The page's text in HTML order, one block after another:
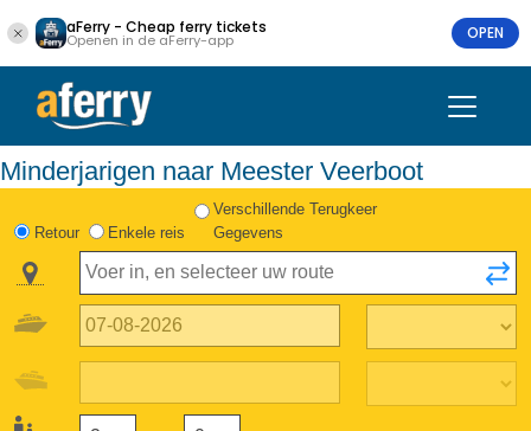
aFerry - Cheap ferry tickets
Openen in de aFerry-app OPEN
Minderjarigen naar Meester Veerboot
Retour Enkele reis
Verschillende Terugkeer
Gegevens